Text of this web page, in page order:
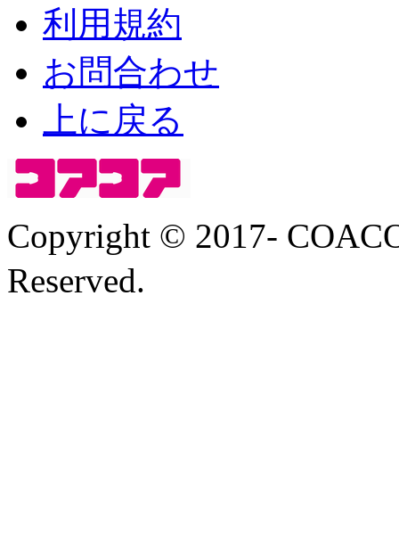
利用規約
お問合わせ
上に戻る
Copyright © 2017-
Reserved.